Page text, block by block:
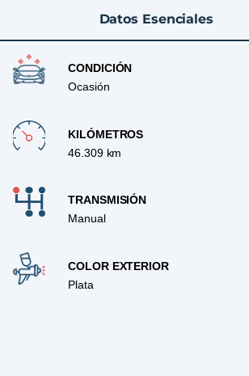
Datos Esenciales
CONDICIÓN
Ocasión
KILÓMETROS
46.309 km
TRANSMISIÓN
Manual
COLOR EXTERIOR
Plata